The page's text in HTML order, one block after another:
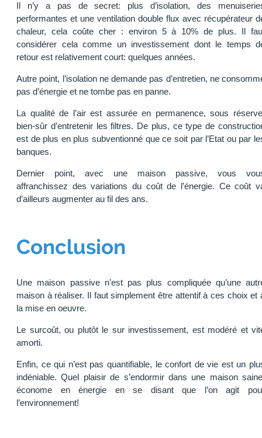
Il n’y a pas de secret: plus d’isolation, des
performantes et une ventilation double flux avec récupérateur
chaleur, cela coûte cher : environ 5 à 10% de plus. Il
considérer cela comme un investissement dont le temps
retour est relativement court: quelques années.
Autre point, l’isolation ne demande pas d’entretien, ne
pas d’énergie et ne tombe pas en panne.
La qualité de l’air est assurée en permanence, sous
bien-sûr d’entretenir les filtres. De plus, ce type de
est de plus en plus subventionné que ce soit par l’Etat ou par
banques.
Dernier point, avec une maison passive, vous
affranchissez des variations du coût de l’énergie. Ce coût
d’ailleurs augmenter au fil des ans.
Conclusion
Une maison passive n’est pas plus compliquée qu’une
maison à réaliser. Il faut simplement être attentif à ces choix et
la mise en oeuvre.
Le surcoût, ou plutôt le sur investissement, est modéré et
amorti.
Enfin, ce qui n’est pas quantifiable, le confort de vie est un
indéniable. Quel plaisir de s’endormir dans une maison
économe en énergie en se disant que l’on agit
l’environnement!